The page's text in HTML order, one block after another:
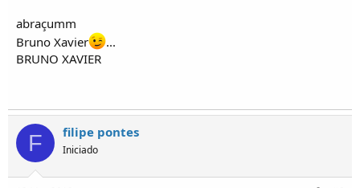
abraçumm
Bruno Xavier
...
BRUNO XAVIER
F filipe pontes
Iniciado